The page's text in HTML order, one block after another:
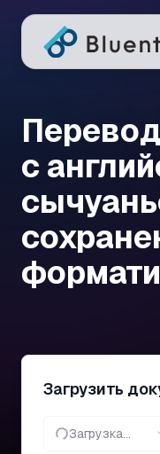
с
Загрузить
Загрузка...